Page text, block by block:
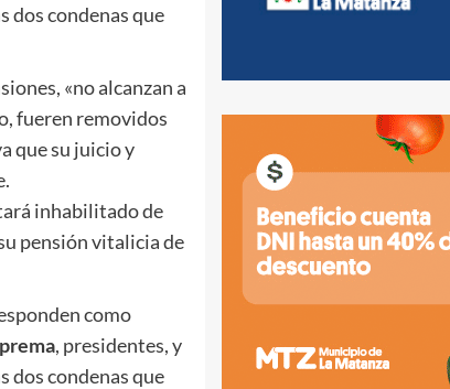
dos condenas que
«no alcanzan a
fueren removidos
que su juicio y
inhabilitado de
pensión vitalicia de
como
, presidentes, y
dos condenas que